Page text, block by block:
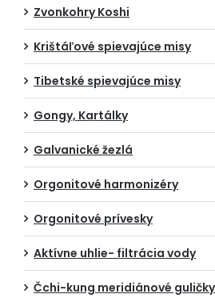
Zvonkohry Koshi
Krištáľové spievajúce misy
Tibetské spievajúce misy
Gongy, Kartálky
Galvanické žezlá
Orgonitové harmonizéry
Orgonitové prívesky
Aktívne uhlie- filtrácia vody
Čchi-kung meridiánové guličky